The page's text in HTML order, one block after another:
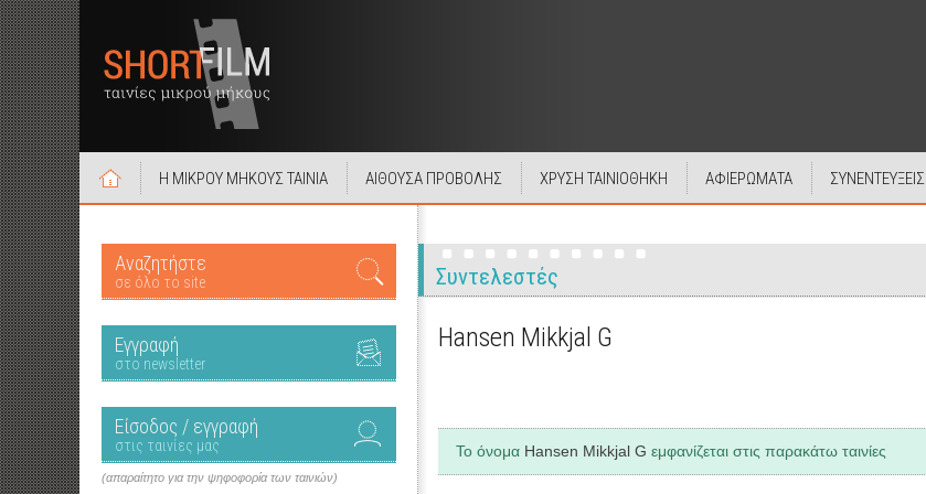
Η ΜΙΚΡΟΥ ΜΗΚΟΥΣ ΤΑΙΝΙΑ ΑΙΘΟΥΣΑ ΠΡΟΒΟΛΗΣ ΧΡΥΣΗ ΤΑΙΝΙΟΘΗΚΗ ΑΦΙΕΡΩΜΑΤΑ ΣΥΝΕΝΤΕΥΞΕΙΣ
Αναζητήστε
σε όλο το site
Εγγραφή
στο newsletter
Είσοδος / εγγραφή
στις ταινίες μας
(απαραίτητο για την ψηφοφορία των ταινιών)
Συντελεστές
Hansen Mikkjal G
Το όνομα Hansen Mikkjal G εμφανίζεται στις παρακάτω ταινίες